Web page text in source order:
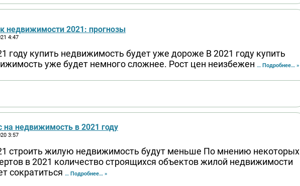
недвижимости 2021: прогнозы
4:47
году купить недвижимость будет уже дороже В 2021 году купить
уже будет немного сложнее. Рост цен неизбежен … Подробнее… »
на недвижимость в 2021 году
3:57
строить жилую недвижимость будут меньше По мнению некоторых
в 2021 количество строящихся объектов жилой недвижимости
сократиться … Подробнее… »